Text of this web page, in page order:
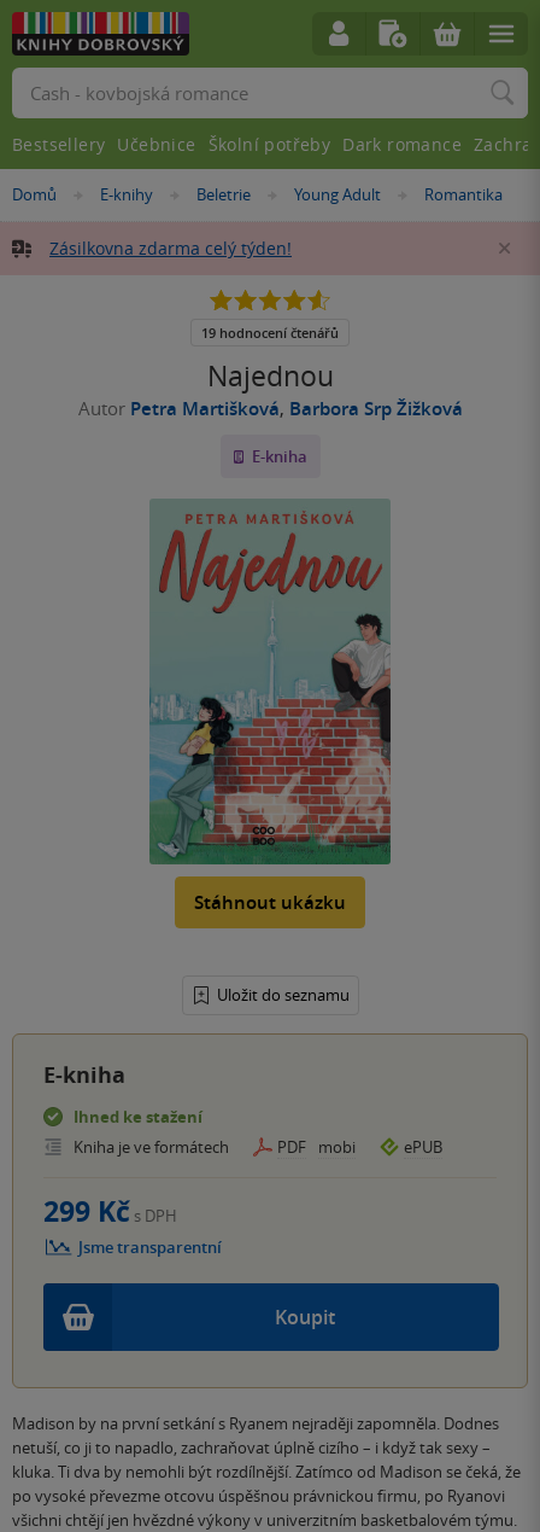
Nacházíte
zde:
Domů »
E-knihy »
Beletrie »
Young Adult »
Romantika
Zásilkovna zdarma celý týden!
Najednou
Autor Petra Martišková, Barbora Srp Žižková
E-kniha
Stáhnout ukázku
Uložit do seznamu
4.6
5
19 hodnocení čtenářů
E-kniha
Ihned ke stažení
Kniha je ve formátech
PDF mobi ePUB
Koupit
299 Kč s DPH
Jsme transparentní
Madison by na první setkání s Ryanem nejraději zapomněla. Dodnes
netuší, co ji to napadlo, zachraňovat úplně cizího – i když tak sexy –
kluka. Ti dva by nemohli být rozdílnější. Zatímco od Madison se čeká, že
po vysoké převezme otcovu úspěšnou právnickou firmu, po Ryanovi
všichni chtějí jen hvězdné výkony v univerzitním basketbalovém týmu.
Vyhledávání
Bestsellery Učebnice Školní potřeby Dark romance